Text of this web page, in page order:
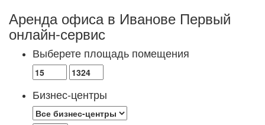
Аренда офиса в Иванове Первый
онлайн-сервис
Выберете площадь помещения
Бизнес-центры